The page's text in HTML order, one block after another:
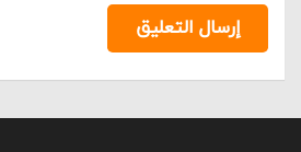
إرسال التعليق